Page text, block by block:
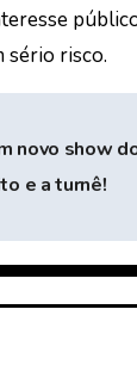
sério risco.
novo show
e a turnê!